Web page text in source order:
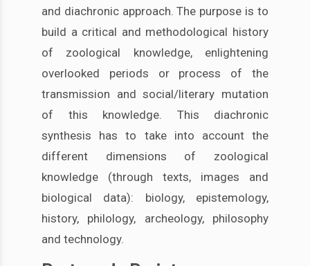
and diachronic approach. The purpose is to
build a critical and methodological history
of zoological knowledge, enlightening
overlooked periods or process of the
transmission and social/literary mutation
of this knowledge. This diachronic
synthesis has to take into account the
different dimensions of zoological
knowledge (through texts, images and
biological data): biology, epistemology,
history, philology, archeology, philosophy
and technology.